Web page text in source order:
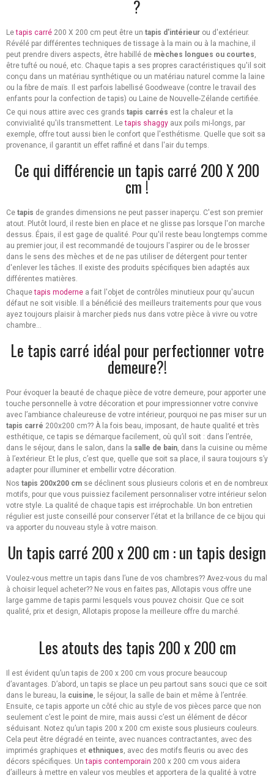
?
Letapis carré 200 X 200 cm peut être un tapis d'intérieur ou d'extérieur.
Révélé par différentes techniques de tissage à la main ou à la machine, il
peut prendre divers aspects, être habillé de mèches longues ou courtes
être tufté ou noué, etc. Chaque tapis a ses propres caractéristiques qu'il soit
conçu dans un matériau synthétique ou un matériau naturel comme la laine
ou la fibre de maïs. Il est parfois labellisé Goodweave (contre le travail des
enfants pour la confection de tapis) ou Laine de Nouvelle-Zélande certifiée.
Ce qui nous attire avec ces grands tapis carrés est la chaleur et la
convivialité qu'ils transmettent. Letapis shaggy aux poils mi-longs, par
exemple, offre tout aussi bien le confort que l'esthétisme. Quelle que soit sa
provenance, il garantit un effet raffiné et dans l'air du temps.
Ce qui différencie un tapis carré 200 X 200
cm !
Ce tapis de grandes dimensions ne peut passer inaperçu. C'est son premier
atout. Plutôt lourd, il reste bien en place et ne glisse pas lorsque l'on marche
dessus. Épais, il est gage de qualité. Pour qu'il reste beau longtemps comme
au premier jour, il est recommandé de toujours l'aspirer ou de le brosser
dans le sens des mèches et de ne pas utiliser de détergent pour tenter
d'enlever les tâches. Il existe des produits spécifiques bien adaptés aux
différentes matières.
Chaquetapis moderne a fait l'objet de contrôles minutieux pour qu'aucun
défaut ne soit visible. Il a bénéficié des meilleurs traitements pour que vous
ayez toujours plaisir à marcher pieds nus dans votre pièce à vivre ou votre
chambre...
Le tapis carré idéal pour perfectionner votre
demeure?!
Pour évoquer la beauté de chaque pièce de votre demeure, pour apporter une
touche personnelle à votre décoration et pour impressionner votre convive
avec l’ambiance chaleureuse de votre intérieur, pourquoi ne pas miser sur un
tapis carré 200x200 cm?? À la fois beau, imposant, de haute qualité et très
esthétique, ce tapis se démarque facilement, où qu’il soit : dans l’entrée,
dans le séjour, dans le salon, dans la salle de bain , dans la cuisine ou même
à l’extérieur. Et le plus, c’est que, quelle que soit sa place, il saura toujours s’y
adapter pour illuminer et embellir votre décoration.
Nos tapis 200x200 cm se déclinent sous plusieurs coloris et en de nombreux
motifs, pour que vous puissiez facilement personnaliser votre intérieur selon
votre style. La qualité de chaque tapis est irréprochable. Un bon entretien
régulier est juste conseillé pour conserver l’état et la brillance de ce bijou qui
va apporter du nouveau style à votre maison.
Un tapis carré 200 x 200 cm : un tapis design
Voulez-vous mettre un tapis dans l’une de vos chambres?? Avez-vous du mal
à choisir lequel acheter?? Ne vous en faites pas, Allotapis vous offre une
large gamme de tapis parmi lesquels vous pouvez choisir. Que ce soit
qualité, prix et design, Allotapis propose la meilleure offre du marché.
Les atouts des tapis 200 x 200 cm
Il est évident qu’un tapis de 200 x 200 cm vous procure beaucoup
d’avantages. D’abord, un tapis se place un peu partout sans souci que ce soit
dans le bureau, la cuisine , le séjour, la salle de bain et même à l’entrée.
Ensuite, ce tapis apporte un côté chic au style de vos pièces parce que non
seulement c’est le point de mire, mais aussi c’est un élément de décor
séduisant. Notez qu’un tapis 200 x 200 cm existe sous plusieurs couleurs.
Cela peut être dégradé en teinte, avec nuances contractantes, avec des
imprimés graphiques et ethniques , avec des motifs fleuris ou avec des
décors spécifiques. Untapis contemporain 200 x 200 cm vous aidera
d’ailleurs à mettre en valeur vos meubles et apportera de la qualité à votre